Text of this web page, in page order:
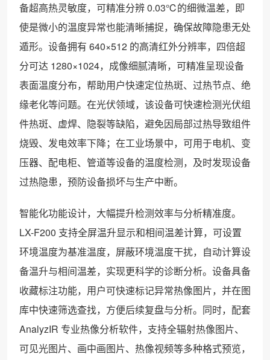
备超高热灵敏度，可精准分辨 0.03℃的细微温差，即
使是微小的温度异常也能清晰捕捉，确保故障隐患无处
遁形。设备拥有 640×512 的高清红外分辨率，四倍超
分可达 1280×1024，成像细腻清晰，可精准呈现设备
表面温度分布，帮助用户快速定位热斑、过热节点、绝
缘老化等问题。在光伏领域，该设备可快速检测光伏组
件热斑、虚焊、隐裂等缺陷，避免因局部过热导致组件
烧毁、发电效率下降；在工业场景中，可用于电机、变
压器、配电柜、管道等设备的温度检测，及时发现设备
过热隐患，预防设备损坏与生产中断。
智能化功能设计，大幅提升检测效率与分析精准度。
LX-F200 支持全屏温升显示和相间温差计算，可设置
环境温度为基准温度，屏蔽环境温度干扰，自动计算设
备温升与相间温差，实现更科学的诊断分析。设备具备
收藏标注功能，用户可快速标记异常热像图片，并在图
库中快速筛选查找，方便后续复盘与分析。同时，配套
AnalyzIR 专业热像分析软件，支持全辐射热像图片、
可见光图片、画中画图片、热像视频等多种格式预览，